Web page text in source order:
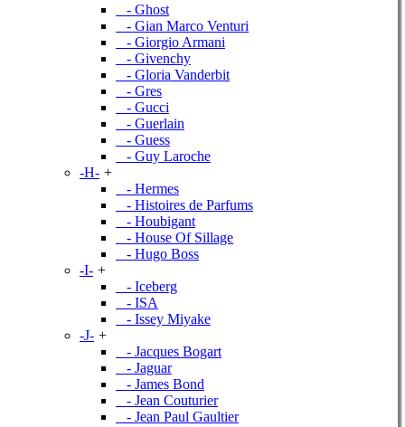
- Ghost
- Gian Marco Venturi
- Giorgio Armani
- Givenchy
- Gloria Vanderbit
- Gres
- Gucci
- Guerlain
- Guess
- Guy Laroche
-H- +
- Hermes
- Histoires de Parfums
- Houbigant
- House Of Sillage
- Hugo Boss
-I- +
- Iceberg
- ISA
- Issey Miyake
-J- +
- Jacques Bogart
- Jaguar
- James Bond
- Jean Couturier
- Jean Paul Gaultier